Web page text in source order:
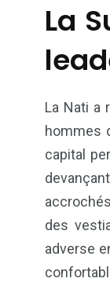
La
La Nati a
hommes
capital
des
adverse